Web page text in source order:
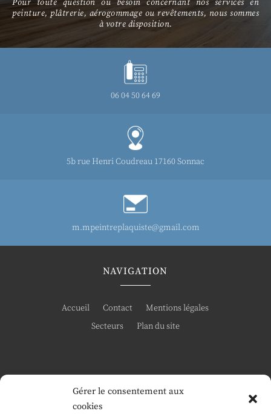
Gérer le consentement aux
cookies
peinture, plâtrerie, aérogommage ou revêtements, nous sommes
à votre disposition.
06 04 50 64 69
5b rue Henri Coudreau 17160 Sonnac
m.mpeintreplaquiste@gmail.com
NAVIGATION
Accueil Contact
Mentions légales
Secteurs
Plan du site
RÉALISATION